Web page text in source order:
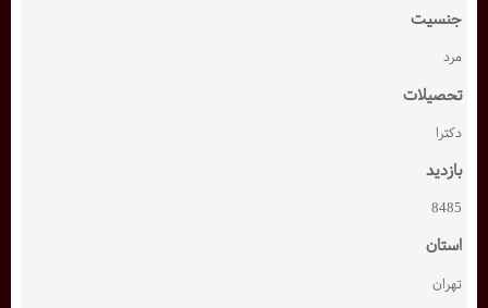
جنسیت
مرد
تحصیلات
دکترا
بازدید
8485
استان
تهران